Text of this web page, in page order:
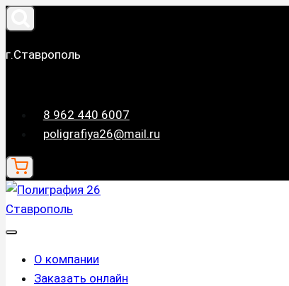
Перейти
к
содержимому
г.Ставрополь
8 962 440 6007
poligrafiya26@mail.ru
О компании
Заказать онлайн